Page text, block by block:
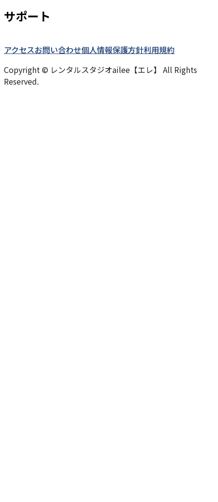
サポート
アクセスお問い合わせ個人情報保護方針利用規約
Copyright © レンタルスタジオailee【エレ】 All Rights
Reserved.